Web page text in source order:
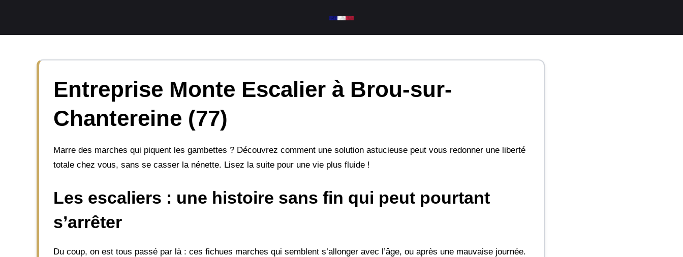
contenu
Entreprise Monte Escalier à Brou-sur-
Chantereine (77)
Marre des marches qui piquent les gambettes ? Découvrez comment une solution astucieuse peut vous redonner une liberté
totale chez vous, sans se casser la nénette. Lisez la suite pour une vie plus fluide !
Les escaliers : une histoire sans fin qui peut pourtant
s’arrêter
Du coup, on est tous passé par là : ces fichues marches qui semblent s’allonger avec l’âge, ou après une mauvaise journée.